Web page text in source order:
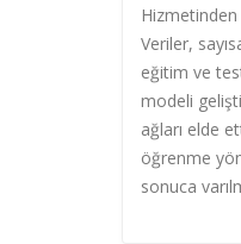
Veriler,
eğitim ve
modeli
ağları elde
öğrenme
sonuca